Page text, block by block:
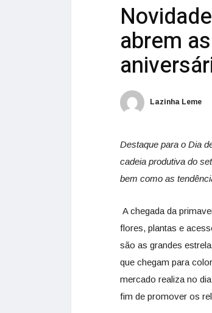
abrem
Lazinha Leme
Destaque para o Dia
cadeia produtiva do
bem como as
A chegada da
flores, plantas e
são as grandes
que chegam para
mercado realiza no
fim de promover os